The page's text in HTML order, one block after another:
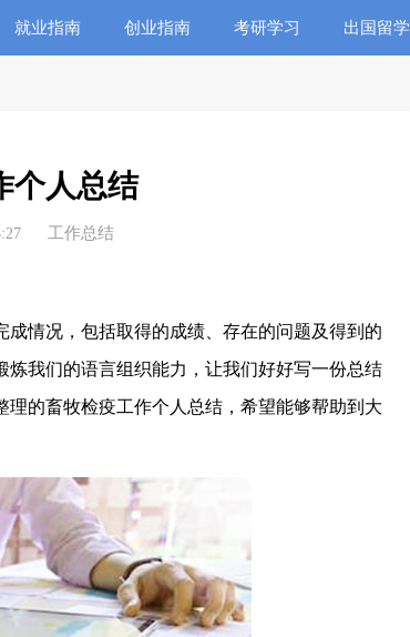
就业指南 创业指南 考研学习 出国留学
个人总结
工作总结
情况，包括取得的成绩、存在的问题及得到的
我们的语言组织能力，让我们好好写一份总结
的畜牧检疫工作个人总结，希望能够帮助到大